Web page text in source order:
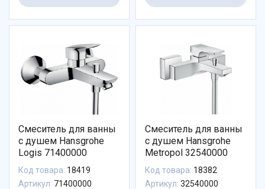
Смеситель для ванны
с душем Hansgrohe
Logis 71400000
Код товара: 18419
Артикул: 71400000
Смеситель для ванны
с душем Hansgrohe
Metropol 32540000
Код товара: 18382
Артикул: 32540000